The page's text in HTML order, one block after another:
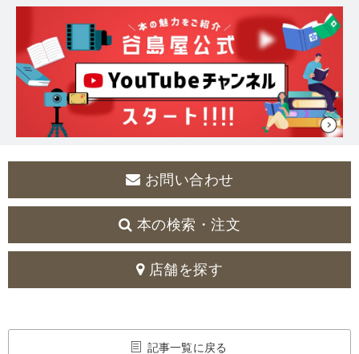
お問い合わせ
本の検索・注文
店舗を探す
記事一覧に戻る